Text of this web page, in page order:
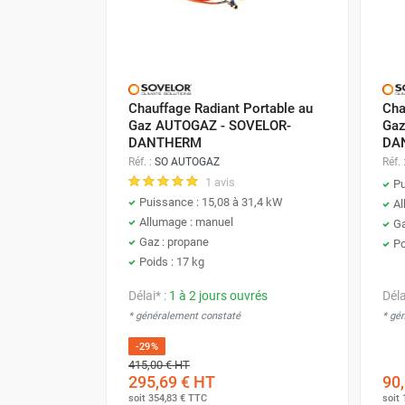
Neutraliseur d'odeur
Chauffage fixe atelier
Chauffage d'atelier fixe au fioul et
GNR
Chauffage au fioul avec réservoir
intégré
Chauffage au fioul à raccorder sur
citerne
Aérotherme au fioul
Chauffage polycombustible / huile
Chauffage d'atelier fixe avec brûleur
Chauffage d'atelier suspendu
Chauffage suspendu au fioul
Chauffage suspendu au gaz
Chauffage Radiant Portable au
Gaz AUTOGAZ - SOVELOR-
DANTHERM
Réf. : SO AUTOGAZ
1 avis
Puissance : 15,08 à 31,4 kW
Allumage : manuel
Gaz : propane
Poids : 17 kg
Délai* : 1 à 2 jours ouvrés
* généralement constaté
-29%
415,00 €HT
295,69 € HT
soit 354,83 € TTC
Réf. :
*
soit